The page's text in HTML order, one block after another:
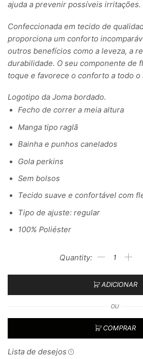
ajuda a prevenir possíveis irritações.
Confeccionada em tecido de
proporciona um conforto
outros benefícios como a leveza, a
durabilidade. O seu componente de
toque e favorece o conforto a todo o
Logotipo da Joma bordado.
Fecho de correr a meia altura
Manga tipo raglã
Bainha e punhos canelados
Gola perkins
Sem bolsos
Tecido suave e confortável com
Tipo de ajuste: regular
100% Poliéster
ADICIONAR
OU
COMPRAR
Lista de desejos